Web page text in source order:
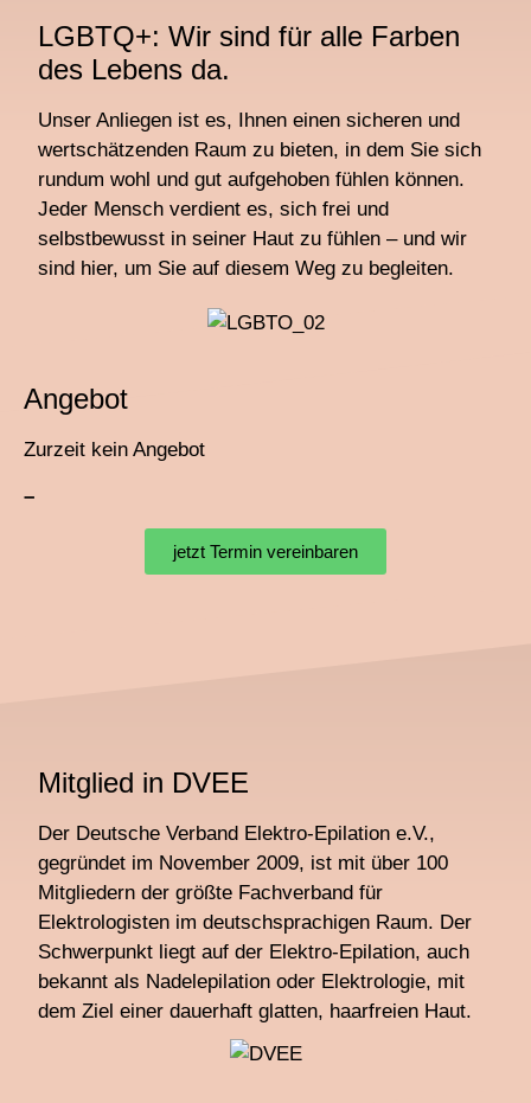
LGBTQ+: Wir sind für alle Farben
des Lebens da.
Unser Anliegen ist es, Ihnen einen sicheren und
wertschätzenden Raum zu bieten, in dem Sie sich
rundum wohl und gut aufgehoben fühlen können.
Jeder Mensch verdient es, sich frei und
selbstbewusst in seiner Haut zu fühlen – und wir
sind hier, um Sie auf diesem Weg zu begleiten.
Angebot
Zurzeit kein Angebot
–
jetzt Termin vereinbaren
Mitglied in DVEE
Der Deutsche Verband Elektro-Epilation e.V.,
gegründet im November 2009, ist mit über 100
Mitgliedern der größte Fachverband für
Elektrologisten im deutschsprachigen Raum. Der
Schwerpunkt liegt auf der Elektro-Epilation, auch
bekannt als Nadelepilation oder Elektrologie, mit
dem Ziel einer dauerhaft glatten, haarfreien Haut.